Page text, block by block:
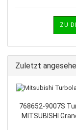
ZU
Zuletzt
768652-9007S
MITSUBISHI